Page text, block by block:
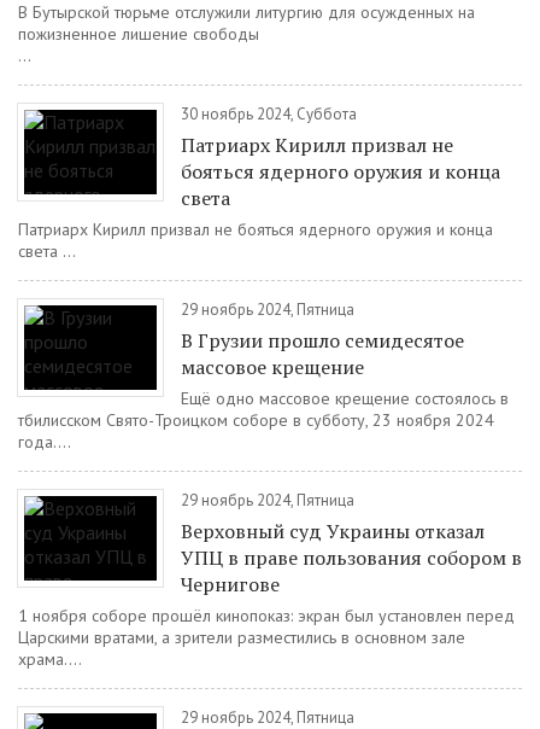
В Бутырской тюрьме отслужили литургию для осужденных на
пожизненное лишение свободы
...
30 ноябрь 2024, Суббота
Патриарх Кирилл призвал не
бояться ядерного оружия и конца
света
Патриарх Кирилл призвал не бояться ядерного оружия и конца
света ...
29 ноябрь 2024, Пятница
В Грузии прошло семидесятое
массовое крещение
Ещё одно массовое крещение состоялось в
тбилисском Свято-Троицком соборе в субботу, 23 ноября 2024
года....
29 ноябрь 2024, Пятница
Верховный суд Украины отказал
УПЦ в праве пользования собором в
Чернигове
1 ноября соборе прошёл кинопоказ: экран был установлен перед
Царскими вратами, а зрители разместились в основном зале
храма....
29 ноябрь 2024, Пятница